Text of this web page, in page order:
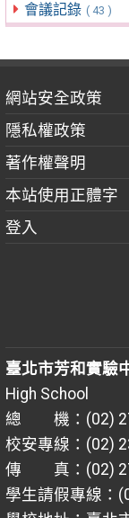
會議記錄 ( 43 )
網站安全政策
隱私權政策
著作權聲明
本站使用正體字
登入
臺北市芳和實驗
High School
總 機：(02)
校安專線：(02)
傳 真：(02)
學生請假專線：